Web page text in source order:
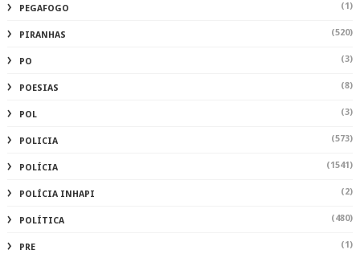
PEGAFOGO (1)
PIRANHAS (520)
PO (3)
POESIAS (8)
POL (3)
POLICIA (573)
POLÍCIA (1541)
POLÍCIA INHAPI (2)
POLÍTICA (480)
PRE (1)